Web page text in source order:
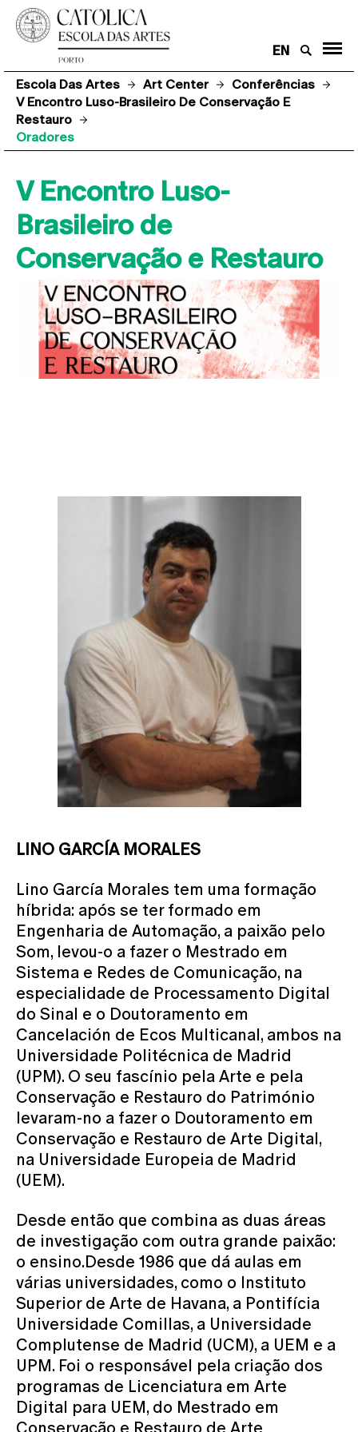
EN
Escola Das Artes Art Center
Conferências
V Encontro Luso-Brasileiro De Conservação E
Restauro
Oradores
V Encontro Luso-
Brasileiro de
Conservação e Restauro
LINO GARCÍA MORALES
Lino García Morales tem uma formação
híbrida: após se ter formado em
Engenharia de Automação, a paixão pelo
Som, levou-o a fazer o Mestrado em
Sistema e Redes de Comunicação, na
especialidade de Processamento Digital
do Sinal e o Doutoramento em
Cancelación de Ecos Multicanal, ambos na
Universidade Politécnica de Madrid
(UPM). O seu fascínio pela Arte e pela
Conservação e Restauro do Património
levaram-no a fazer o Doutoramento em
Conservação e Restauro de Arte Digital,
na Universidade Europeia de Madrid
(UEM).
Desde então que combina as duas áreas
de investigação com outra grande paixão:
o ensino.Desde 1986 que dá aulas em
várias universidades, como o Instituto
Superior de Arte de Havana, a Pontifícia
Universidade Comillas, a Universidade
Complutense de Madrid (UCM), a UEM e a
UPM. Foi o responsável pela criação dos
programas de Licenciatura em Arte
Digital para UEM, do Mestrado em